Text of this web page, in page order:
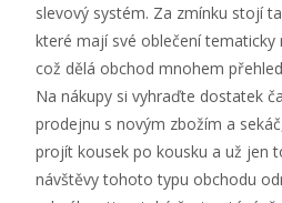
slevový systém. Za zmínku stojí
které mají své oblečení tematicky
což dělá obchod mnohem
Na nákupy si vyhraďte dostatek
prodejnu s novým zbožím a
projít kousek po kousku a už jen
návštěvy tohoto typu obchodu